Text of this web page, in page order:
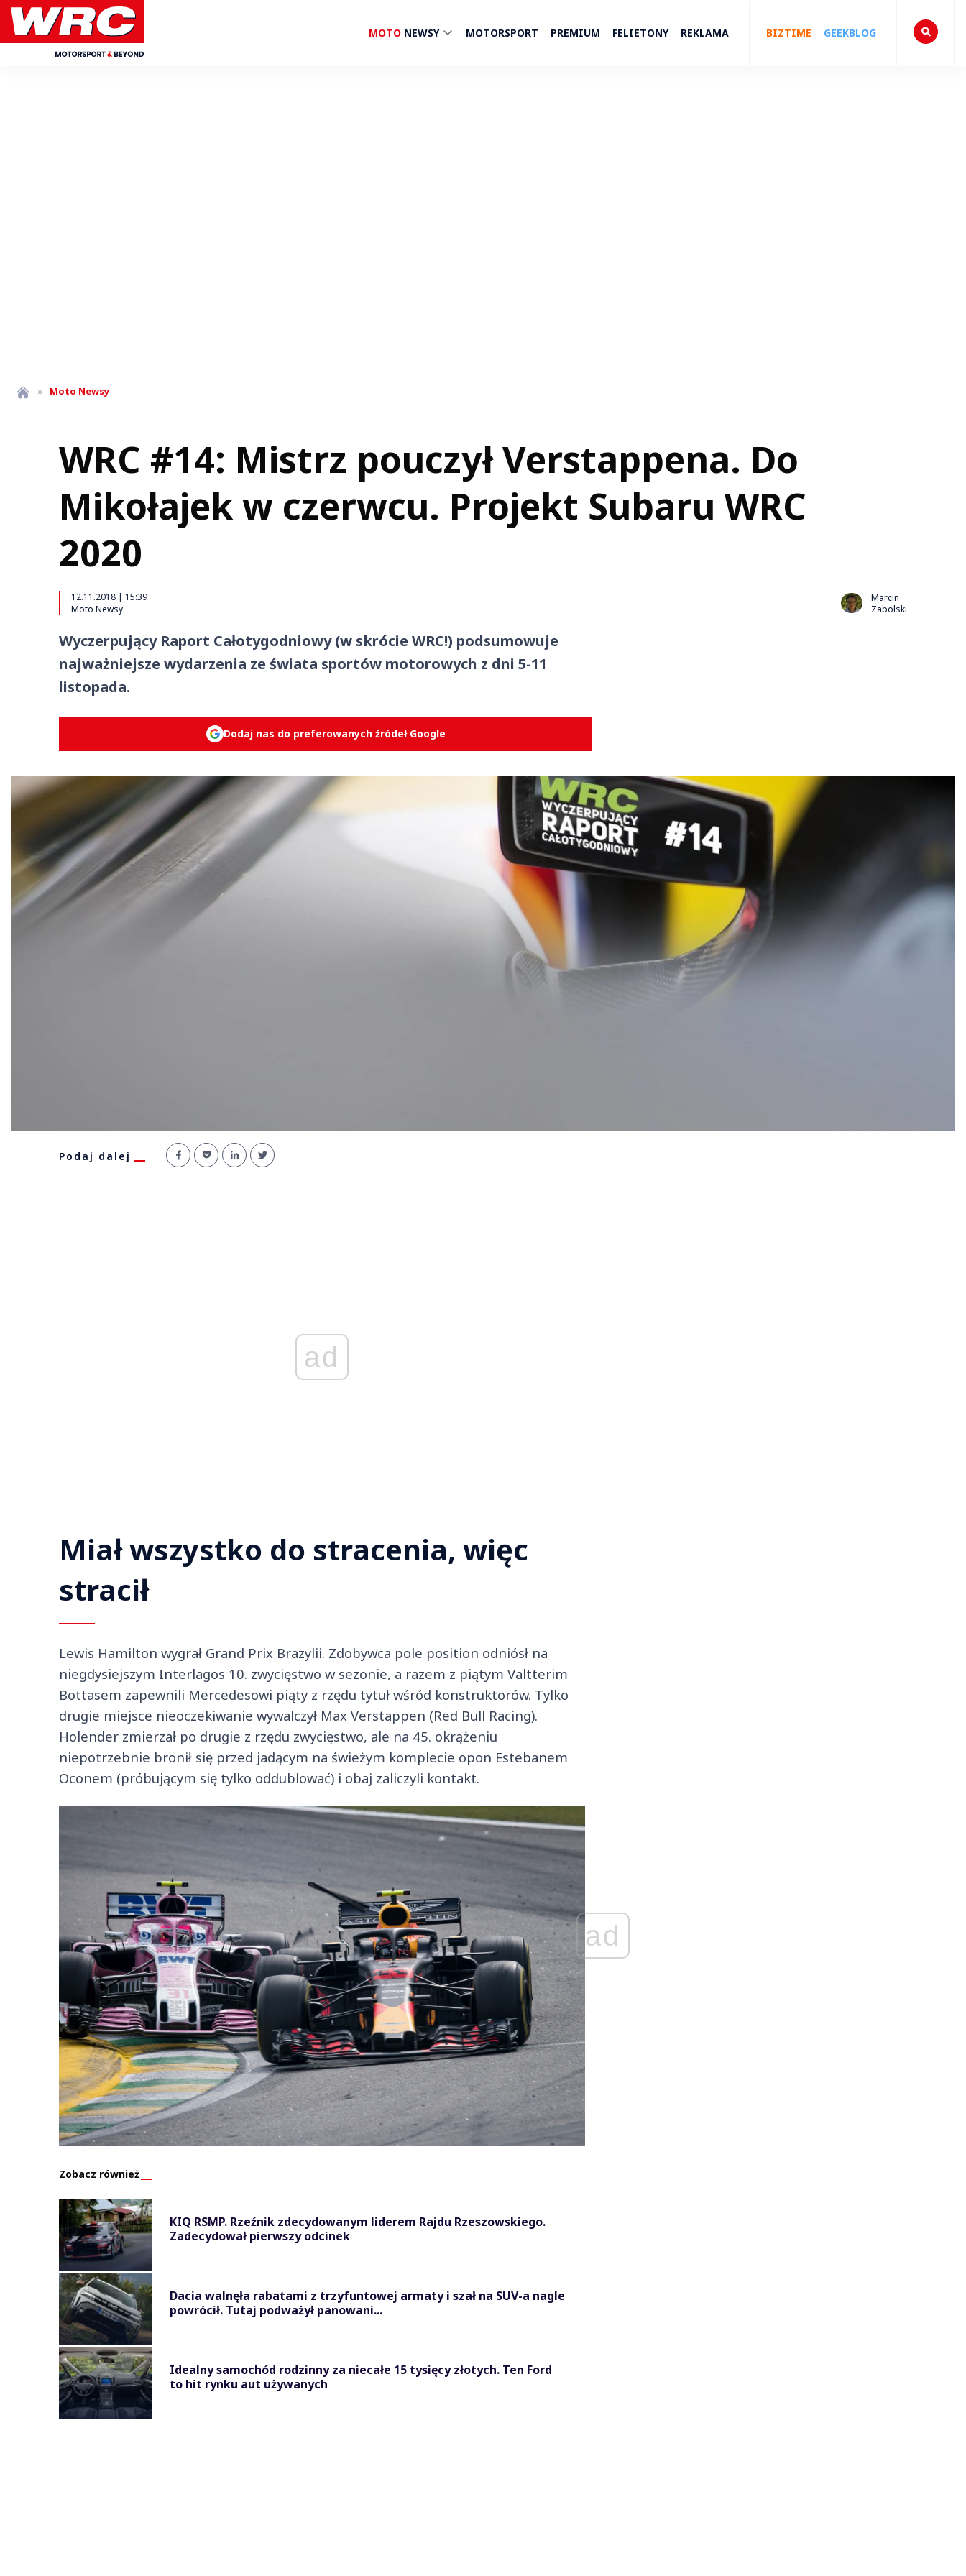
MOTO NEWSY MOTORSPORT PREMIUM FELIETONY REKLAMA BIZTIME GEEKBLOG
» Moto Newsy
WRC #14: Mistrz pouczył Verstappena. Do
Mikołajek w czerwcu. Projekt Subaru WRC
2020
12.11.2018 | 15:39
Moto Newsy
Marcin
Zabolski
Wyczerpujący Raport Całotygodniowy (w skrócie WRC!) podsumowuje
najważniejsze wydarzenia ze świata sportów motorowych z dni 5-11
listopada.
Dodaj nas do preferowanych źródeł Google
Podaj dalej
ad
Miał wszystko do stracenia, więc
stracił
Lewis Hamilton wygrał Grand Prix Brazylii. Zdobywca pole position odniósł na
niegdysiejszym Interlagos 10. zwycięstwo w sezonie, a razem z piątym Valtterim
Bottasem zapewnili Mercedesowi piąty z rzędu tytuł wśród konstruktorów. Tylko
drugie miejsce nieoczekiwanie wywalczył Max Verstappen (Red Bull Racing).
Holender zmierzał po drugie z rzędu zwycięstwo, ale na 45. okrążeniu
niepotrzebnie bronił się przed jadącym na świeżym komplecie opon Estebanem
Oconem (próbującym się tylko oddublować) i obaj zaliczyli kontakt.
ad
Zobacz również
KIQ RSMP. Rzeźnik zdecydowanym liderem Rajdu Rzeszowskiego.
Zadecydował pierwszy odcinek
Dacia walnęła rabatami z trzyfuntowej armaty i szał na SUV-a nagle
powrócił. Tutaj podważył panowani...
Idealny samochód rodzinny za niecałe 15 tysięcy złotych. Ten Ford
to hit rynku aut używanych